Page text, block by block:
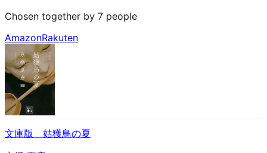
Chosen together by 7 people
AmazonRakuten
文庫版 姑獲鳥の夏